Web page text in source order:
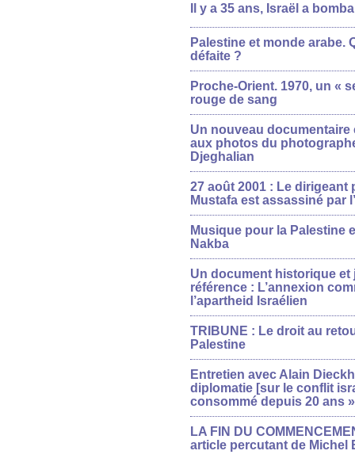
Il y a 35 ans, Israël a
Palestine et monde arabe.
défaite ?
Proche-Orient. 1970, un «
rouge de sang
Un nouveau documentaire
aux photos du
Djeghalian
27 août 2001 : Le dirigeant
Mustafa est assassiné par
Musique pour la Palestine
Nakba
Un document historique et
référence : L’annexion
l’apartheid Israélien
TRIBUNE : Le droit au
Palestine
Entretien avec Alain
diplomatie [sur le conflit
consommé depuis 20 ans »
LA FIN DU
article percutant de Michel